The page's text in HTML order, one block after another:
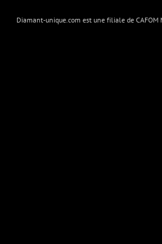
Diamant-unique.com est une filiale de